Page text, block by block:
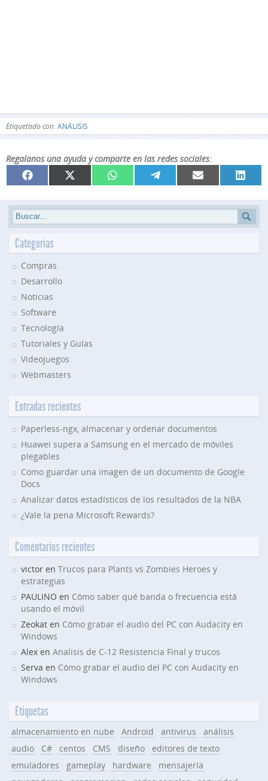
Etiquetado con:ANÁLISIS
Regalanos una ayuda y comparte en las redes sociales:
Compartir
en
Facebook Compartir
en
X
(Twitter)
Compartir
en
WhatsApp Compartir
en
Compartir
en
Email
en
Categorías
Compras
Desarrollo
Noticias
Software
Tecnología
Tutoriales y Guías
Videojuegos
Webmasters
Entradas recientes
Paperless-ngx, almacenar y ordenar documentos
Huawei supera a Samsung en el mercado de móviles
plegables
Como guardar una imagen de un documento de Google
Docs
Analizar datos estadísticos de los resultados de la NBA
¿Vale la pena Microsoft Rewards?
Comentarios recientes
victor en Trucos para Plants vs Zombies Heroes y
estrategias
PAULINO en Cómo saber qué banda o frecuencia está
usando el móvil
Zeokat en Cómo grabar el audio del PC con Audacity en
Windows
Alex en Analisis de C-12 Resistencia Final y trucos
Serva en Cómo grabar el audio del PC con Audacity en
Windows
Etiquetas
almacenamiento en nube Android antivirus
análisis
audio
C# centos CMS diseño
editores de texto
emuladores
gameplay hardware
mensajería